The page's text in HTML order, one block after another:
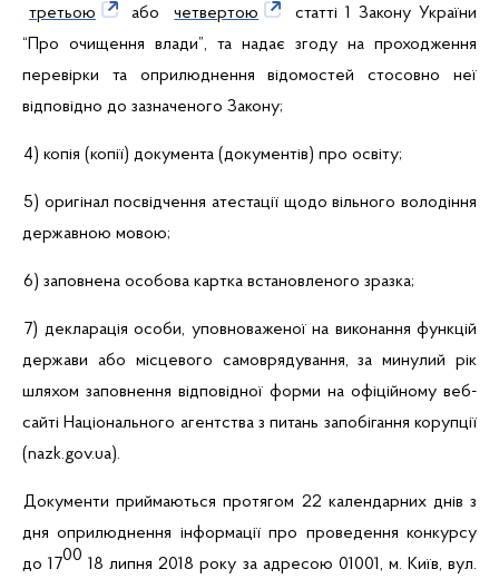
третьою
або четвертою
статті 1 Закону України
“Про очищення влади”, та надає згоду на проходження
перевірки та оприлюднення відомостей стосовно неї
відповідно до зазначеного Закону;
4) копія (копії) документа (документів) про освіту;
5) оригінал посвідчення атестації щодо вільного володіння
державною мовою;
6) заповнена особова картка встановленого зразка;
7) декларація особи, уповноваженої на виконання функцій
держави або місцевого самоврядування, за минулий рік
шляхом заповнення відповідної форми на офіційному веб-
сайті Національного агентства з питань запобігання корупції
(nazk.gov.ua).
Документи приймаються протягом 22 календарних днів з
дня оприлюднення інформації про проведення конкурсу
до 1700 18 липня 2018 року за адресою 01001, м. Київ, вул.